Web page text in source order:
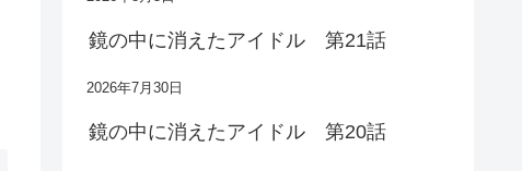
鏡の中に消えたアイドル 第21話
2026年7月30日
鏡の中に消えたアイドル 第20話